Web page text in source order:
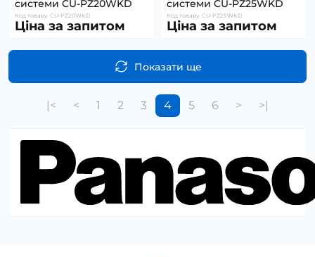
системи CU-PZ20WKD
Код товару: CU-PZ20WKD
Ціна за запитом
системи CU-PZ25WKD
Код товару: CU-PZ25WKD
Ціна за запитом
Показати ще
|< < 1 2 3 4 5 6 > >|